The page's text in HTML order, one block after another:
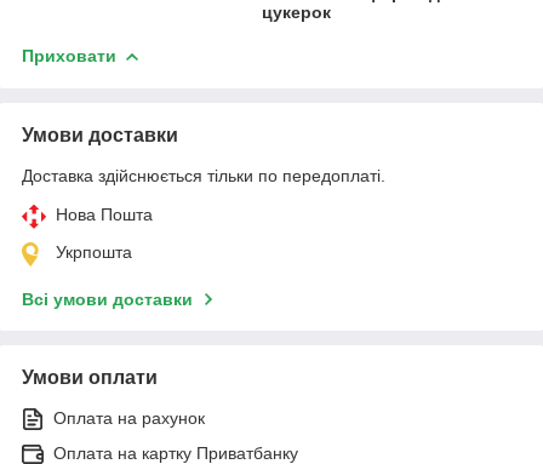
цукерок
Приховати
Умови доставки
Доставка здійснюється тільки по передоплаті.
Нова Пошта
Укрпошта
Всі умови доставки
Умови оплати
Оплата на рахунок
Оплата на картку Приватбанку